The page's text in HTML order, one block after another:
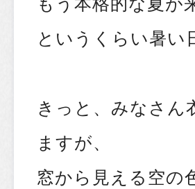
というくらい暑
きっと、みなさ
ますが、
窓から見える空の